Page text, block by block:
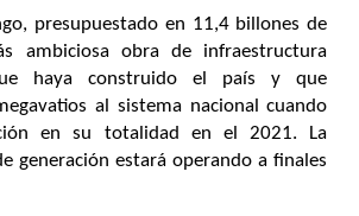
presupuestado en 11,4 billones de
ambiciosa obra de infraestructura
haya construido el país y que
al sistema nacional cuando
en su totalidad en el 2021. La
generación estará operando a finales